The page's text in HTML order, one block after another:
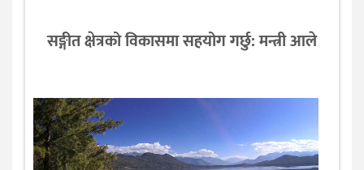
सङ्गीत क्षेत्रको विकासमा सहयोग गर्छु: मन्त्री आले